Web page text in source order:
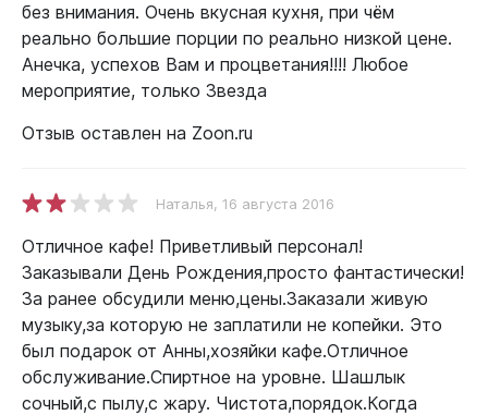
без внимания. Очень вкусная кухня, при чём
реально большие порции по реально низкой цене.
Анечка, успехов Вам и процветания!!!! Любое
мероприятие, только Звезда
Отзыв оставлен на Zoon.ru
Наталья, 16 августа 2016
Отличное кафе! Приветливый персонал!
Заказывали День Рождения,просто фантастически!
За ранее обсудили меню,цены.Заказали живую
музыку,за которую не заплатили не копейки. Это
был подарок от Анны,хозяйки кафе.Отличное
обслуживание.Спиртное на уровне. Шашлык
сочный,с пылу,с жару. Чистота,порядок.Когда